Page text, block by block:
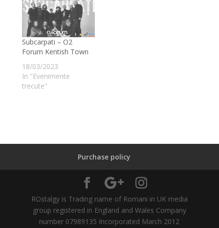
Subcarpati – O2
Forum Kentish Town
18/03/2023
In "Evenimente
trecute"
Purchase policy
ROstalgy is Trading name of Romani in UK media
group registered in England and Wales Company
number 07989135 Incorporated March 2012